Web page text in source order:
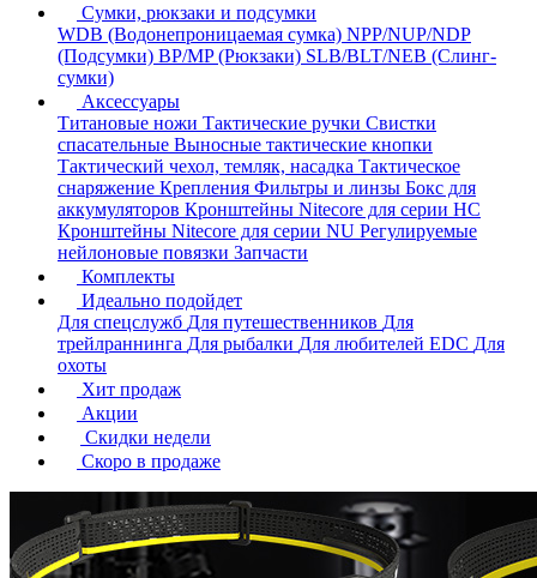
Сумки, рюкзаки и подсумки
WDB (Водонепроницаемая сумка) NPP/NUP/NDP
(Подсумки) BP/MP (Рюкзаки) SLB/BLT/NEB (Слинг-
сумки)
Аксессуары
Титановые ножи Тактические ручки Свистки
спасательные Выносные тактические кнопки
Тактический чехол, темляк, насадка Тактическое
снаряжение Крепления Фильтры и линзы Бокс для
аккумуляторов Кронштейны Nitecore для серии HС
Кронштейны Nitecore для серии NU Регулируемые
нейлоновые повязки Запчасти
Комплекты
Идеально подойдет
Для спецслужб Для путешественников Для
трейлраннинга Для рыбалки Для любителей EDC Для
охоты
Хит продаж
Акции
Скидки недели
Скоро в продаже